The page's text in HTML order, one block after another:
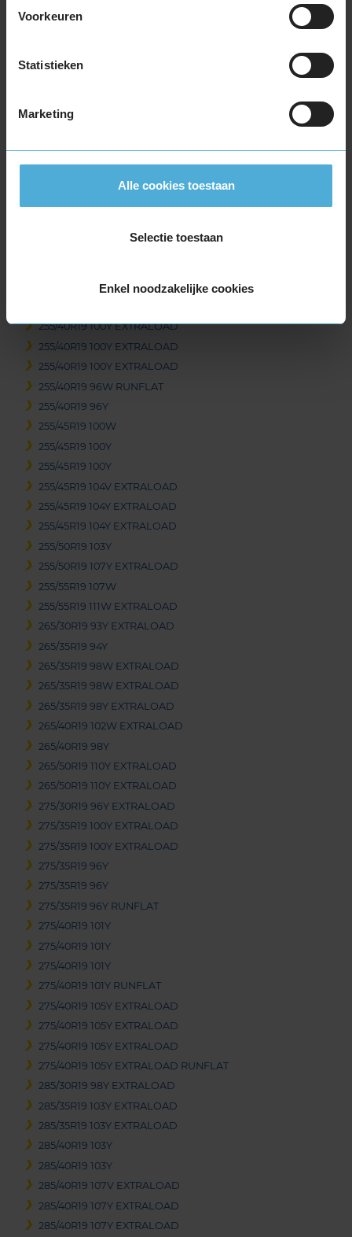
Voorkeuren
Statistieken
Marketing
Alle cookies toestaan
Selectie toestaan
Enkel noodzakelijke cookies
255/35R19 92Y RUNFLAT
255/35R19 96Y EXTRALOAD
255/35R19 96Y EXTRALOAD
255/35R19 96Y EXTRALOAD
255/35R19 96Y EXTRALOAD
255/35R19 96Y EXTRALOAD RUNFLAT
255/40R19 100Y EXTRALOAD
255/40R19 100Y EXTRALOAD
255/40R19 100Y EXTRALOAD
255/40R19 96W RUNFLAT
255/40R19 96Y
255/45R19 100W
255/45R19 100Y
255/45R19 100Y
255/45R19 104V EXTRALOAD
255/45R19 104Y EXTRALOAD
255/45R19 104Y EXTRALOAD
255/50R19 103Y
255/50R19 107Y EXTRALOAD
255/55R19 107W
255/55R19 111W EXTRALOAD
265/30R19 93Y EXTRALOAD
265/35R19 94Y
265/35R19 98W EXTRALOAD
265/35R19 98W EXTRALOAD
265/35R19 98Y EXTRALOAD
265/40R19 102W EXTRALOAD
265/40R19 98Y
265/50R19 110Y EXTRALOAD
265/50R19 110Y EXTRALOAD
275/30R19 96Y EXTRALOAD
275/35R19 100Y EXTRALOAD
275/35R19 100Y EXTRALOAD
275/35R19 96Y
275/35R19 96Y
275/35R19 96Y RUNFLAT
275/40R19 101Y
275/40R19 101Y
275/40R19 101Y
275/40R19 101Y RUNFLAT
275/40R19 105Y EXTRALOAD
275/40R19 105Y EXTRALOAD
275/40R19 105Y EXTRALOAD
275/40R19 105Y EXTRALOAD RUNFLAT
285/30R19 98Y EXTRALOAD
285/35R19 103Y EXTRALOAD
285/35R19 103Y EXTRALOAD
285/40R19 103Y
285/40R19 103Y
285/40R19 107V EXTRALOAD
285/40R19 107Y EXTRALOAD
285/40R19 107Y EXTRALOAD